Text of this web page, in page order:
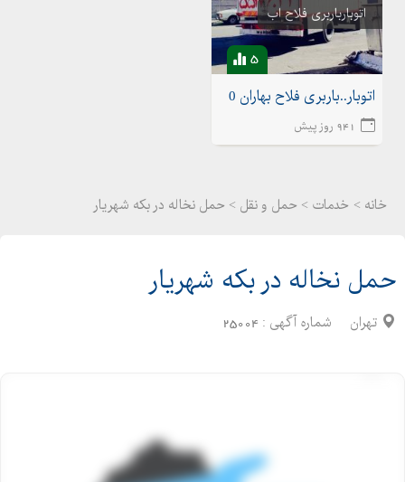
اتوبارباربری فلاح اب
5
اتوبار..باربری فلاح بهاران 02155175020اتوبار شهرک ولیعصر
941 روز پیش
خانه > خدمات > حمل و نقل > حمل نخاله در بکه شهریار
حمل نخاله در بکه شهریار
تهران شماره آگهی : 25004